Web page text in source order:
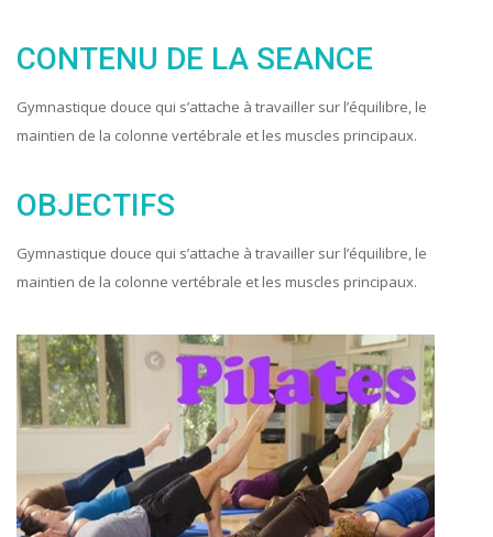
CONTENU DE LA SEANCE
Gymnastique douce qui s’attache à travailler sur l’équilibre, le
maintien de la colonne vertébrale et les muscles principaux.
OBJECTIFS
Gymnastique douce qui s’attache à travailler sur l’équilibre, le
maintien de la colonne vertébrale et les muscles principaux.